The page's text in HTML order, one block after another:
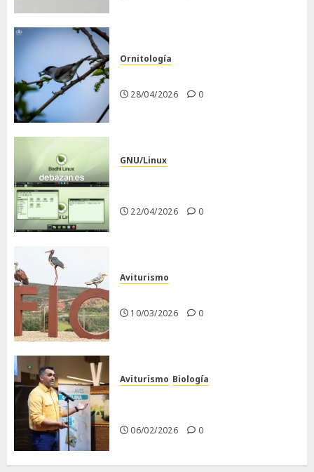
Ornitología
28/04/2026 0
GNU/Linux
22/04/2026 0
Aviturismo
10/03/2026 0
Aviturismo Biología
06/02/2026 0